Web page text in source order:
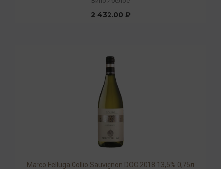
2 432.00 ₽
Marco Felluga Collio Sauvignon DOC 2018 13,5% 0,75л